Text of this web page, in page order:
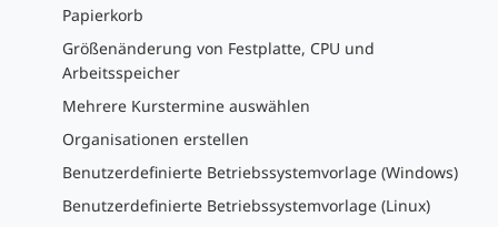
Papierkorb
Größenänderung von Festplatte, CPU und
Arbeitsspeicher
Mehrere Kurstermine auswählen
Organisationen erstellen
Benutzerdefinierte Betriebssystemvorlage (Windows)
Benutzerdefinierte Betriebssystemvorlage (Linux)